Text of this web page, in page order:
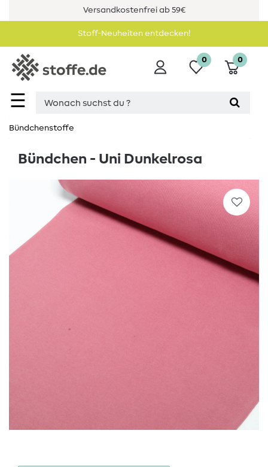
Versandkostenfrei ab 59€
Stoff-Neuheiten entdecken!
☰
0 0
Bündchenstoffe
Bündchen - Uni Dunkelrosa